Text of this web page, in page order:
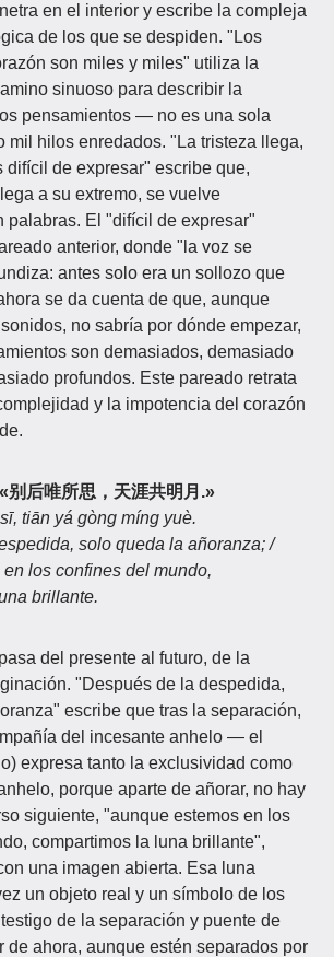
en el interior y escribe la compleja
de los que se despiden. "Los
son miles y miles" utiliza la
sinuoso para describir la
pensamientos — no es una sola
mil hilos enredados. "La tristeza llega,
difícil de expresar" escribe que,
a su extremo, se vuelve
palabras. El "difícil de expresar"
anterior, donde "la voz se
antes solo era un sollozo que
se da cuenta de que, aunque
no sabría por dónde empezar,
son demasiados, demasiado
profundos. Este pareado retrata
y la impotencia del corazón
后唯所思，天涯共明月.»
tiān yá gòng míng yuè.
solo queda la añoranza; /
los confines del mundo,
brillante.
del presente al futuro, de la
"Después de la despedida,
escribe que tras la separación,
del incesante anhelo — el
expresa tanto la exclusividad como
porque aparte de añorar, no hay
siguiente, "aunque estemos en los
compartimos la luna brillante",
una imagen abierta. Esa luna
un objeto real y un símbolo de los
de la separación y puente de
de ahora, aunque estén separados por